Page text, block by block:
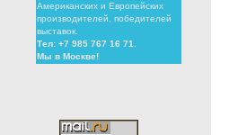
Американских и Европейских
производителей, победителей
выставок.
Тел: +7 985 767 16 71.
Мы в Москве!